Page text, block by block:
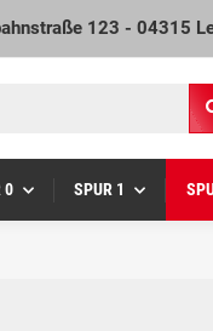
123 - 04315
0 SPUR 1